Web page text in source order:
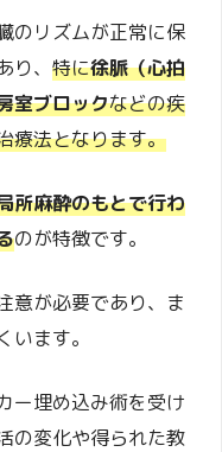
のリズムが正常に保
、 特に徐脈（心拍
室ブロックなどの疾
療法となります。
所麻酔のもとで行わ
のが特徴です。
意が必要であり、ま
ます。
ー埋め込み術を受け
の変化や得られた教